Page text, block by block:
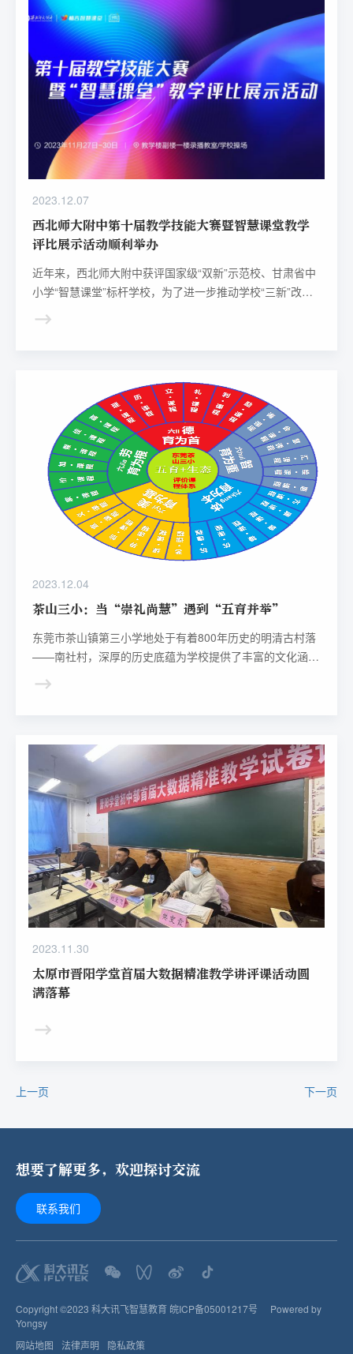
2023.12.07
西北师大附中第十届教学技能大赛暨智慧课堂教学
评比展示活动顺利举办
近年来，西北师大附中获评国家级“双新”示范校、甘肃省中
小学“智慧课堂”标杆学校，为了进一步推动学校“三新”改革
课堂”教学系统提供技术支撑，由学校信息中心全方位提供
技术保障，在学校相关网站全程同步直播。
2023.12.04
茶山三小：当“崇礼尚慧”遇到“五育并举”
东莞市茶山镇第三小学地处于有着800年历史的明清古村落
——南社村，深厚的历史底蕴为学校提供了丰富的文化涵
2023.11.30
太原市晋阳学堂首届大数据精准教学讲评课活动圆
满落幕
上一页 下一页
想要了解更多，欢迎探讨交流
联系我们
Copyright ©2023 科大讯飞智慧教育 皖ICP备05001217号
Powered by
Yongsy
网站地图
法律声明 隐私政策